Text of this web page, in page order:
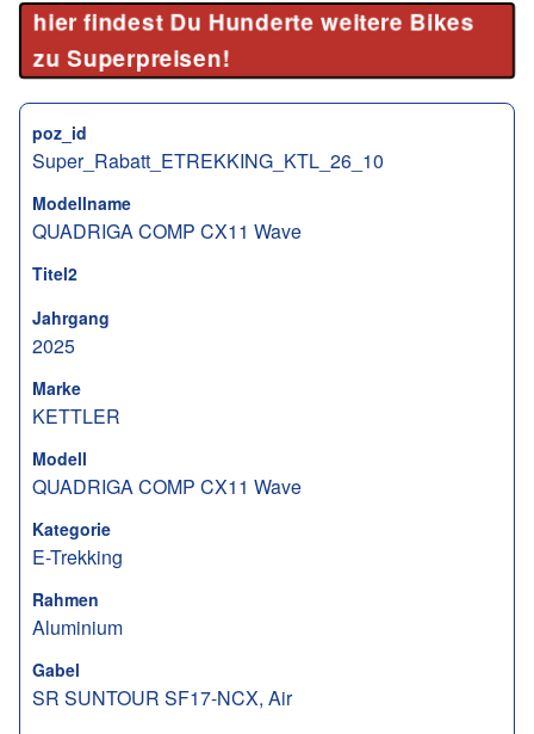
hier findest Du Hunderte weitere Bikes
zu Superpreisen!
poz_id
Super_Rabatt_ETREKKING_KTL_26_10
Modellname
QUADRIGA COMP CX11 Wave
Titel2
Jahrgang
2025
Marke
KETTLER
Modell
QUADRIGA COMP CX11 Wave
Kategorie
E-Trekking
Rahmen
Aluminium
Gabel
SR SUNTOUR SF17-NCX, Air